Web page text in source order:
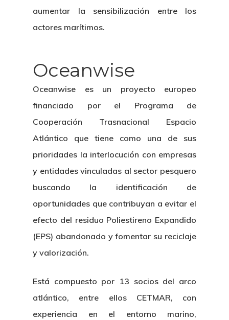
aumentar la sensibilización entre los
actores marítimos.
Oceanwise
Oceanwise es un proyecto europeo
financiado por el Programa de
Cooperación Trasnacional Espacio
Atlántico que tiene como una de sus
prioridades la interlocución con empresas
y entidades vinculadas al sector pesquero
buscando la identificación de
oportunidades que contribuyan a evitar el
efecto del residuo Poliestireno Expandido
(EPS) abandonado y fomentar su reciclaje
y valorización.
Está compuesto por 13 socios del arco
atlántico, entre ellos CETMAR, con
experiencia en el entorno marino,